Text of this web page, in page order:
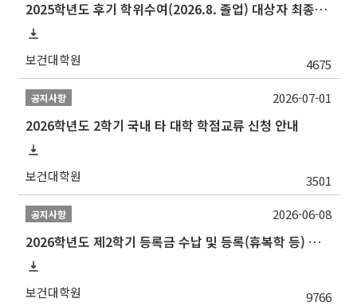
2025학년도 후기 학위수여(2026.8. 졸업) 대상자 최종인준 논문 제출 안내
보건대학원 4675
공지사항
2026학년도 2학기 국내 타 대학 학점교류 신청 안내
보건대학원 3501
2026-07-01
공지사항
2026학년도 제2학기 등록금 수납 및 등록(휴복학 등) 일정 안내
보건대학원 9766
2026-06-08